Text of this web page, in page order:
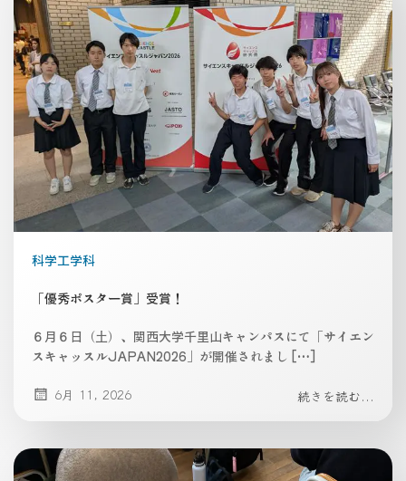
科学工学科
「優秀ポスター賞」受賞！
６月６日（土）、関西大学千里山キャンパスにて「サイエン
スキャッスルJAPAN2026」が開催されまし […]
6月 11, 2026 続きを読む...